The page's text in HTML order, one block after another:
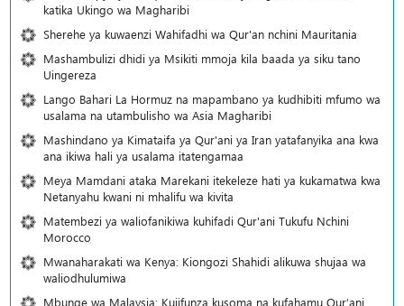
katika Ukingo wa Magharibi
Sherehe ya kuwaenzi Wahifadhi wa Qur'an nchini Mauritania
Mashambulizi dhidi ya Msikiti mmoja kila baada ya siku tano
Uingereza
Lango Bahari La Hormuz na mapambano ya kudhibiti mfumo wa
usalama na utambulisho wa Asia Magharibi
Mashindano ya Kimataifa ya Qur'ani ya Iran yatafanyika ana kwa
ana ikiwa hali ya usalama itatengamaa
Meya Mamdani ataka Marekani itekeleze hati ya kukamatwa kwa
Netanyahu kwani ni mhalifu wa kivita
Matembezi ya waliofanikiwa kuhifadi Qur'ani Tukufu Nchini
Morocco
Mwanaharakati wa Kenya: Kiongozi Shahidi alikuwa shujaa wa
waliodhulumiwa
Mbunge wa Malaysia: Kujifunza kusoma na kufahamu Qur’ani